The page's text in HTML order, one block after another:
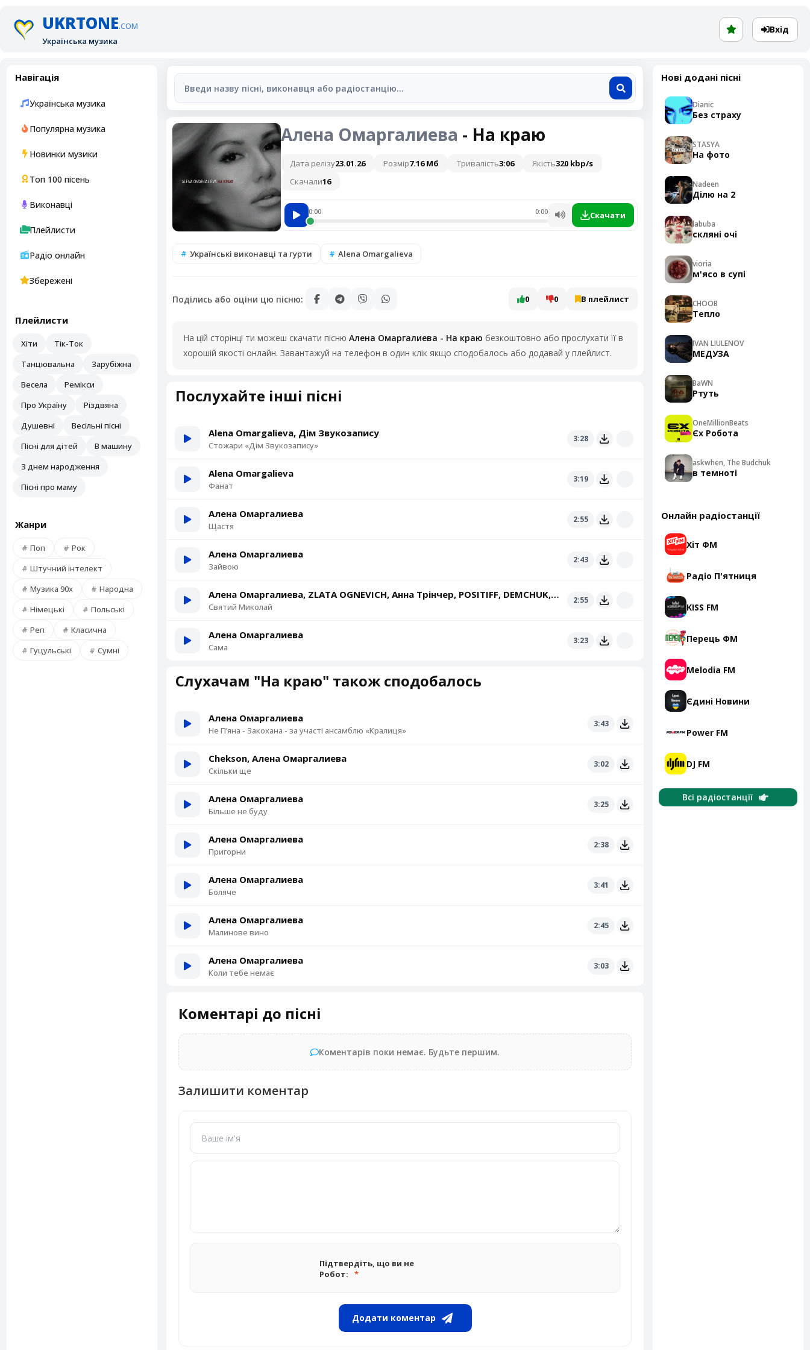
UKRTONE.COM
Українська музика
Вхід
Навігація
Українська музика
Популярна музика
Новинки музики
Топ 100 пісень
Виконавці
Плейлисти
Радіо онлайн
Збережені
Плейлисти
Хіти
Тік-Ток
Танцювальна
Зарубіжна
Весела
Ремікси
Про Україну
Різдвяна
Душевні
Весільні пісні
Пісні для дітей
В машину
З днем народження
Пісні про маму
Жанри
Поп
Рок
Штучний інтелект
Музика 90х
Народна
Німецькі
Польські
Реп
Класична
Гуцульські
Сумні
Алена Омаргалиева - На краю
Дата релізу23.01.26 Розмір7.16 Мб Тривалість3:06 Якість320 kbp/s
Скачали16
0:00 0:00 Скачати
Українські виконавці та гурти Alena Omargalieva
Поділись або оціни цю пісню: 0 0 В плейлист
На цій сторінці ти можеш скачати пісню Алена Омаргалиева - На краю безкоштовно або прослухати її в
хорошій якості онлайн. Завантажуй на телефон в один клік якщо сподобалось або додавай у плейлист.
Послухайте інші пісні
Alena Omargalieva, Дім Звукозапису
Стожари «Дім Звукозапису»
3:28
Alena Omargalieva
Фанат
3:19
Алена Омаргалиева
Щастя
2:55
Алена Омаргалиева
Зайвою
2:43
Алена Омаргалиева, ZLATA OGNEVICH, Анна Трінчер, POSITIFF, DEMCHUK, ENLEO
Святий Миколай
2:55
Алена Омаргалиева
Сама
3:23
Слухачам "На краю" також сподобалось
Алена Омаргалиева
Не Пʼяна - Закохана - за участі ансамблю «Кралиця»
3:43
Chekson, Алена Омаргалиева
Скільки ще
3:02
Алена Омаргалиева
Більше не буду
3:25
Алена Омаргалиева
Пригорни
2:38
Алена Омаргалиева
Боляче
3:41
Алена Омаргалиева
Малинове вино
2:45
Алена Омаргалиева
Коли тебе немає
3:03
Коментарі до пісні
Коментарів поки немає. Будьте першим.
Залишити коментар
Підтвердіть, що ви не
Робот:
Додати коментар
Нові додані пісні
Dianic
Без страху
STASYA
На фото
Nadeen
Ділю на 2
labuba
скляні очі
vioria
м'ясо в супі
CHOOB
Тепло
IVAN LIULENOV
МЕДУЗА
BaWN
Ртуть
OneMillionBeats
Єх Робота
askwhen, The Budchuk
в темноті
Онлайн радіостанції
Хіт ФМ
Радіо П'ятниця
KISS FM
Перець ФМ
Melodia FM
Єдині Новини
Power FM
DJ FM
Всі радіостанції